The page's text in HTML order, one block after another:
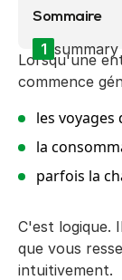
Lorsqu'une
commence
les voyages
la
parfois la
C'est logique.
que vous
intuitivement.
Sommaire
1 summary